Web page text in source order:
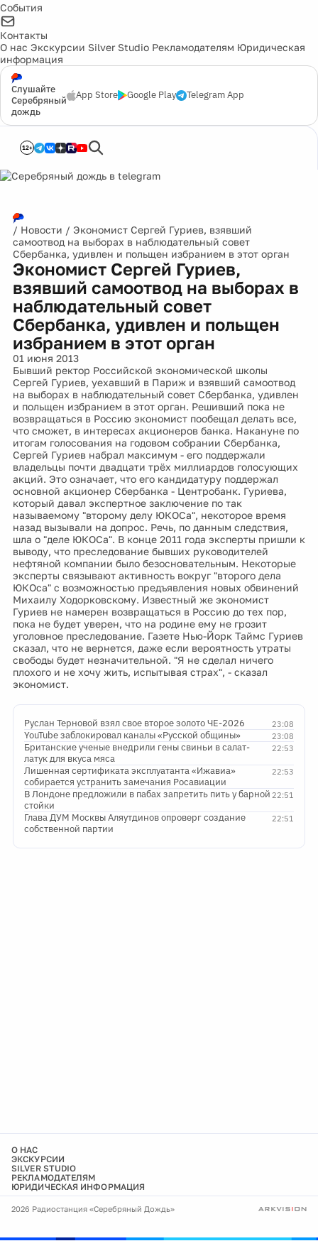
События
Контакты
О нас Экскурсии Silver Studio Рекламодателям Юридическая
информация
Слушайте
Серебряный
дождь
App Store Google Play Telegram App
12+
/ Новости / Экономист Сергей Гуриев, взявший
самоотвод на выборах в наблюдательный совет
Сбербанка, удивлен и польщен избранием в этот орган
Экономист Сергей Гуриев,
взявший самоотвод на выборах в
наблюдательный совет
Сбербанка, удивлен и польщен
избранием в этот орган
01 июня 2013
Бывший ректор Российской экономической школы
Сергей Гуриев, уехавший в Париж и взявший самоотвод
на выборах в наблюдательный совет Сбербанка, удивлен
и польщен избранием в этот орган. Решивший пока не
возвращаться в Россию экономист пообещал делать все,
что сможет, в интересах акционеров банка. Накануне по
итогам голосования на годовом собрании Сбербанка,
Сергей Гуриев набрал максимум - его поддержали
владельцы почти двадцати трёх миллиардов голосующих
акций. Это означает, что его кандидатуру поддержал
основной акционер Сбербанка - Центробанк. Гуриева,
который давал экспертное заключение по так
называемому "второму делу ЮКОСа", некоторое время
назад вызывали на допрос. Речь, по данным следствия,
шла о "деле ЮКОСа". В конце 2011 года эксперты пришли к
выводу, что преследование бывших руководителей
нефтяной компании было безосновательным. Некоторые
эксперты связывают активность вокруг "второго дела
ЮКОса" с возможностью предъявления новых обвинений
Михаилу Ходорковскому. Известный же экономист
Гуриев не намерен возвращаться в Россию до тех пор,
пока не будет уверен, что на родине ему не грозит
уголовное преследование. Газете Нью-Йорк Таймс Гуриев
сказал, что не вернется, даже если вероятность утраты
свободы будет незначительной. "Я не сделал ничего
плохого и не хочу жить, испытывая страх", - сказал
экономист.
23:08
Руслан Терновой взял свое второе золото ЧЕ-2026
23:08
YouTube заблокировал каналы «Русской общины»
22:53
Британские ученые внедрили гены свиньи в салат-
латук для вкуса мяса
22:53
Лишенная сертификата эксплуатанта «Ижавиа»
собирается устранить замечания Росавиации
22:51
В Лондоне предложили в пабах запретить пить у барной
стойки
22:51
Глава ДУМ Москвы Аляутдинов опроверг создание
собственной партии
О НАС
ЭКСКУРСИИ
SILVER STUDIO
РЕКЛАМОДАТЕЛЯМ
ЮРИДИЧЕСКАЯ ИНФОРМАЦИЯ
2026 Радиостанция «Серебряный Дождь»